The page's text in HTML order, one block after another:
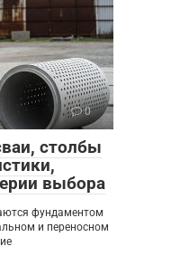
0
столбы
выбора
фундаментом
и переносном